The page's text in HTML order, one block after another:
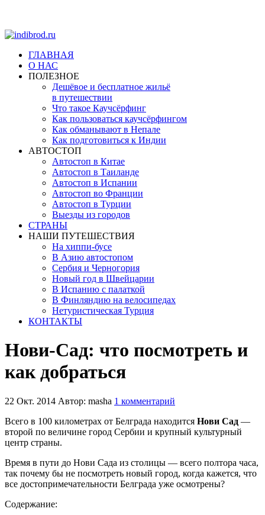
ГЛАВНАЯ
О НАС
ПОЛЕЗНОЕ
Дешёвое и бесплатное жильё
в путешествии
Что такое Каучсёрфинг
Как пользоваться каучсёрфингом
Как обманывают в Непале
Как подготовиться к Индии
АВТОСТОП
Автостоп в Китае
Автостоп в Таиланде
Автостоп в Испании
Автостоп во Франции
Автостоп в Турции
Выезды из городов
СТРАНЫ
НАШИ ПУТЕШЕСТВИЯ
На хиппи-бусе
В Азию автостопом
Сербия и Черногория
Новый год в Швейцарии
В Испанию с палаткой
В Финляндию на велосипедах
Нетуристическая Турция
КОНТАКТЫ
Нови-Сад: что посмотреть и
как добраться
22 Окт. 2014 Автор: masha 1 комментарий
Всего в 100 километрах от Белграда находится Нови Сад —
второй по величине город Сербии и крупный культурный
центр страны.
Время в пути до Нови Сада из столицы — всего полтора часа,
так почему бы не посмотреть новый город, когда кажется, что
все достопримечательности Белграда уже осмотрены?
Содержание: